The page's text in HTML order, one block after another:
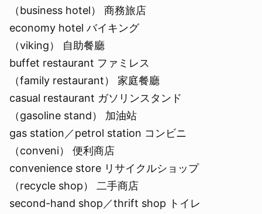
（business hotel） 商務旅店
economy hotel バイキング
（viking） 自助餐廳
buffet restaurant ファミレス
（family restaurant） 家庭餐廳
casual restaurant ガソリンスタンド
（gasoline stand） 加油站
gas station／petrol station コンビニ
（conveni） 便利商店
convenience store リサイクルショップ
（recycle shop） 二手商店
second-hand shop／thrift shop トイレ